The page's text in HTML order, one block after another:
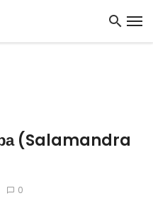
(Salamandra
0